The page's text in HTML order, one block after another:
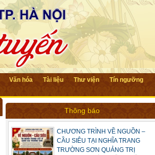
Văn hóa Tài liệu Thư viện Tín ngưỡng
Thông báo
CHƯƠNG TRÌNH VỀ NGUỒN –
CẦU SIÊU TẠI NGHĨA TRANG
TRƯỜNG SƠN QUẢNG TRỊ